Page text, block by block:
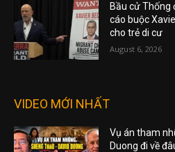
Bầu cử Thống
cáo buộc
cho trẻ di cư
August 6, 2026
VIDEO MỚI NHẤT
Vụ án tham
Duong đi về